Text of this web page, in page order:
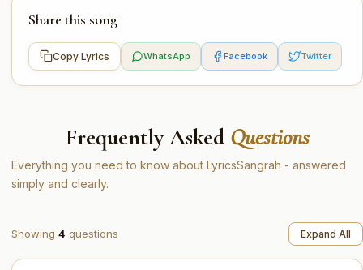
Share this song
Copy Lyrics WhatsApp Facebook Twitter
Frequently Asked Questions
Everything you need to know about LyricsSangrah - answered
simply and clearly.
Showing 4 questions Expand All